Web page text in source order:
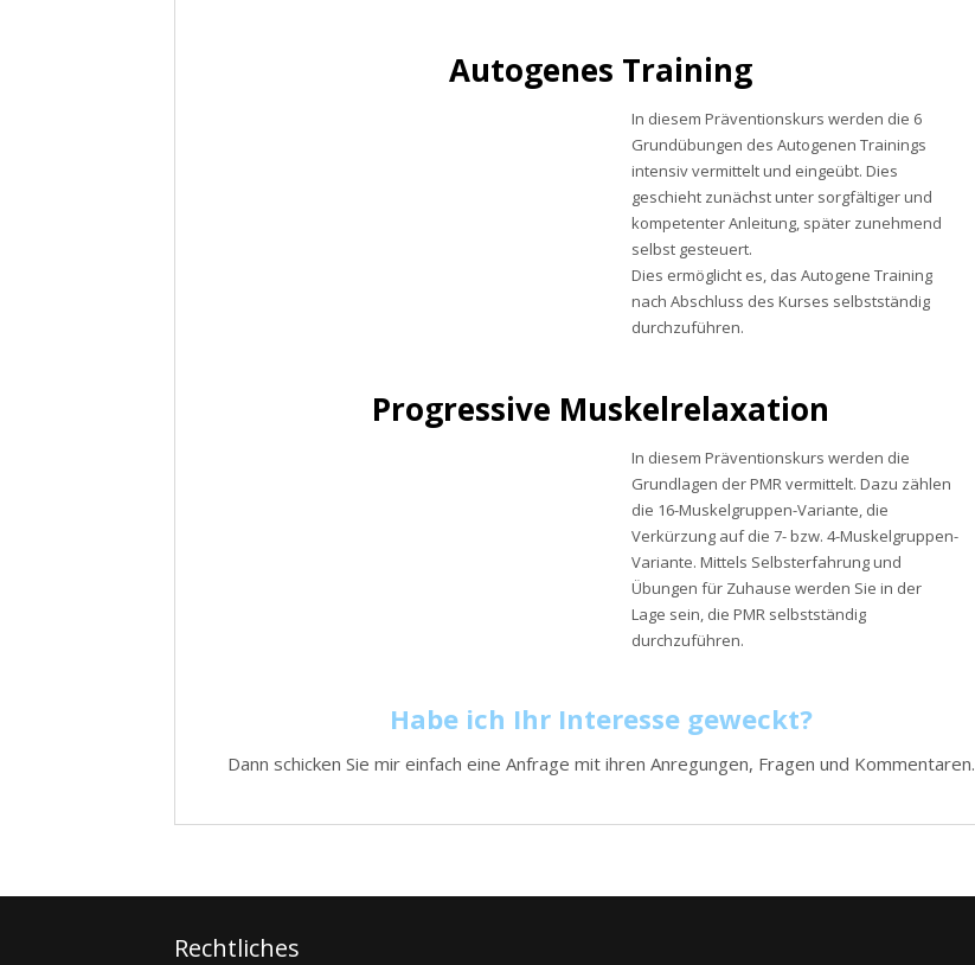
Autogenes Training
In diesem Präventionskurs werden die 6
Grundübungen des Autogenen Trainings
intensiv vermittelt und eingeübt. Dies
geschieht zunächst unter sorgfältiger und
kompetenter Anleitung, später zunehmend
selbst gesteuert.
Dies ermöglicht es, das Autogene Training
nach Abschluss des Kurses selbstständig
durchzuführen.
Progressive Muskelrelaxation
In diesem Präventionskurs werden die
Grundlagen der PMR vermittelt. Dazu zählen
die 16-Muskelgruppen-Variante, die
Verkürzung auf die 7- bzw. 4-Muskelgruppen-
Variante. Mittels Selbsterfahrung und
Übungen für Zuhause werden Sie in der
Lage sein, die PMR selbstständig
durchzuführen.
Habe ich Ihr Interesse geweckt?
Dann schicken Sie mir einfach eine Anfrage mit ihren Anregungen, Fragen und Kommentaren.
Rechtliches